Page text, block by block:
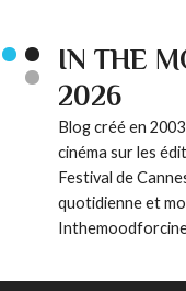
IN THE
2026
Blog créé en
cinéma sur les
Festival de
quotidienne et